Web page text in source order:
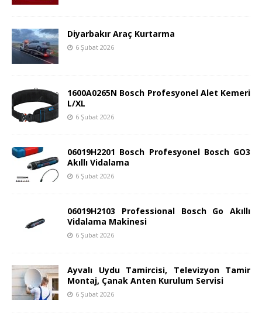
Diyarbakır Araç Kurtarma
6 Şubat 2026
1600A0265N Bosch Profesyonel Alet Kemeri
L/XL
6 Şubat 2026
06019H2201 Bosch Profesyonel Bosch GO3
Akıllı Vidalama
6 Şubat 2026
06019H2103 Professional Bosch Go Akıllı
Vidalama Makinesi
6 Şubat 2026
Ayvalı Uydu Tamircisi, Televizyon Tamir
Montaj, Çanak Anten Kurulum Servisi
6 Şubat 2026